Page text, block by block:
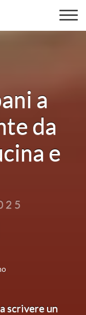
a
da
e
scrivere un